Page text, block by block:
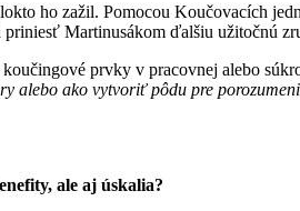
ho zažil. Pomocou Koučovacích
Martinusákom ďalšiu užitočnú
prvky v pracovnej alebo
alebo ako vytvoriť pôdu pre
ale aj úskalia?